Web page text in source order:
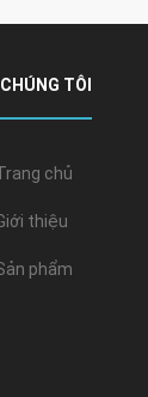
TÔI
chủ
thiệu
phẩm